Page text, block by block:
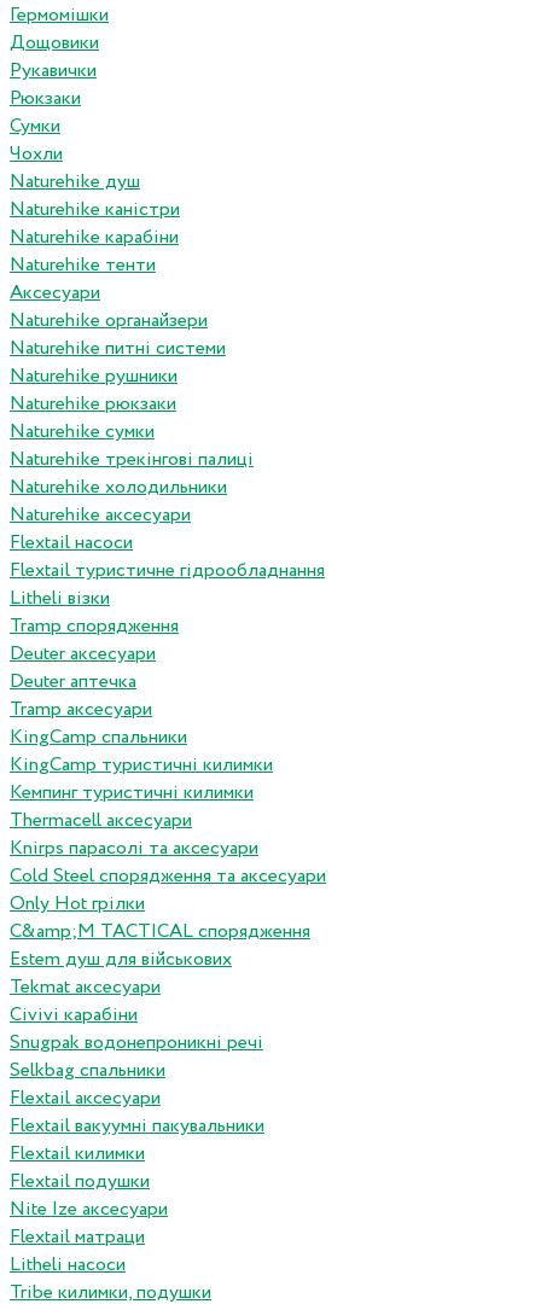
Гермомішки
Дощовики
Рукавички
Рюкзаки
Сумки
Чохли
Naturehike душ
Naturehike каністри
Naturehike карабіни
Naturehike тенти
Аксесуари
Naturehike органайзери
Naturehike питні системи
Naturehike рушники
Naturehike рюкзаки
Naturehike сумки
Naturehike трекінгові палиці
Naturehike холодильники
Naturehike аксесуари
Flextail насоси
Flextail туристичне гідрообладнання
Litheli візки
Tramp спорядження
Deuter аксесуари
Deuter аптечка
Tramp аксесуари
KingCamp спальники
KingCamp туристичні килимки
Кемпинг туристичні килимки
Thermacell аксесуари
Knirps парасолі та аксесуари
Cold Steel спорядження та аксесуари
Only Hot грілки
C&amp;M TACTICAL спорядження
Estem душ для військових
Tekmat аксесуари
Сivivi карабіни
Snugpak водонепроникні речі
Selkbag спальники
Flextail аксесуари
Flextail вакуумні пакувальники
Flextail килимки
Flextail подушки
Nite Ize аксесуари
Flextail матраци
Litheli насоси
Tribe килимки, подушки